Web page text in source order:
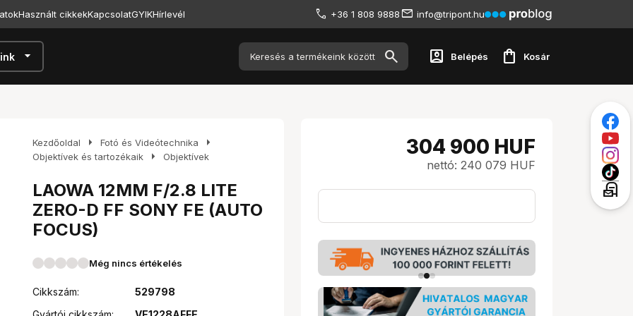
Használt cikkekKapcsolatGYIKHírlevél +36 1 808 9888 info@tripont.hu
arrow_drop_down account_box Belépés shopping_bag Kosár
Kezdőoldal arrow_right Fotó és Videótechnika arrow_right
Objektívek és tartozékaik arrow_right Objektívek
LAOWA 12MM F/2.8 LITE
ZERO-D FF SONY FE (AUTO
FOCUS)
Még nincs értékelés
Cikkszám:
529798
304 900 HUF
nettó: 240 079 HUF
local_post_office